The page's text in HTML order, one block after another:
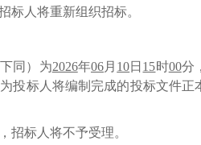
标人将重新组织招标。
同）为2026年06月 10日 15时00分
投标人将编制完成的投标文件
招标人将不予受理。